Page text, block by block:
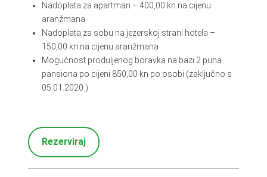
Nadoplata za apartman – 400,00 kn na cijenu
aranžmana
Nadoplata za sobu na jezerskoj strani hotela –
150,00 kn na cijenu aranžmana
Mogućnost produljenog boravka na bazi 2 puna
pansiona po cijeni 850,00 kn po osobi (zaključno s
05.01.2020.)
Rezerviraj